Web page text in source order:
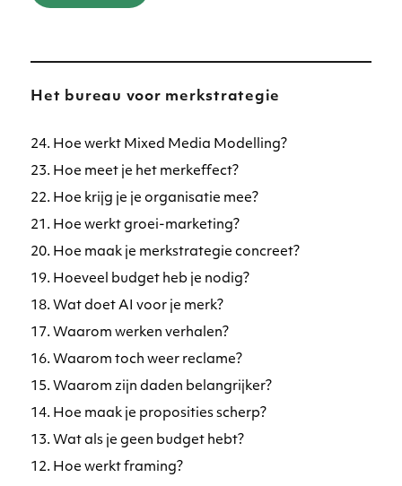
Het bureau voor merkstrategie
24. Hoe werkt Mixed Media Modelling?
23. Hoe meet je het merkeffect?
22. Hoe krijg je je organisatie mee?
21. Hoe werkt groei-marketing?
20. Hoe maak je merkstrategie concreet?
19. Hoeveel budget heb je nodig?
18. Wat doet AI voor je merk?
17. Waarom werken verhalen?
16. Waarom toch weer reclame?
15. Waarom zijn daden belangrijker?
14. Hoe maak je proposities scherp?
13. Wat als je geen budget hebt?
12. Hoe werkt framing?